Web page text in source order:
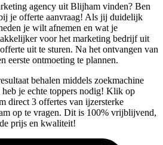
agency uit Blijham vinden? Ben
je offerte aanvraag! Als jij duidelijk
je wilt afnemen en wat je
voor het marketing bedrijf uit
uit te sturen. Na het ontvangen van
eerste ontmoeting te plannen.
behalen middels zoekmachine
je echte toppers nodig! Klik op
direct 3 offertes van ijzersterke
op te vragen. Dit is 100% vrijblijvend,
prijs en kwaliteit!